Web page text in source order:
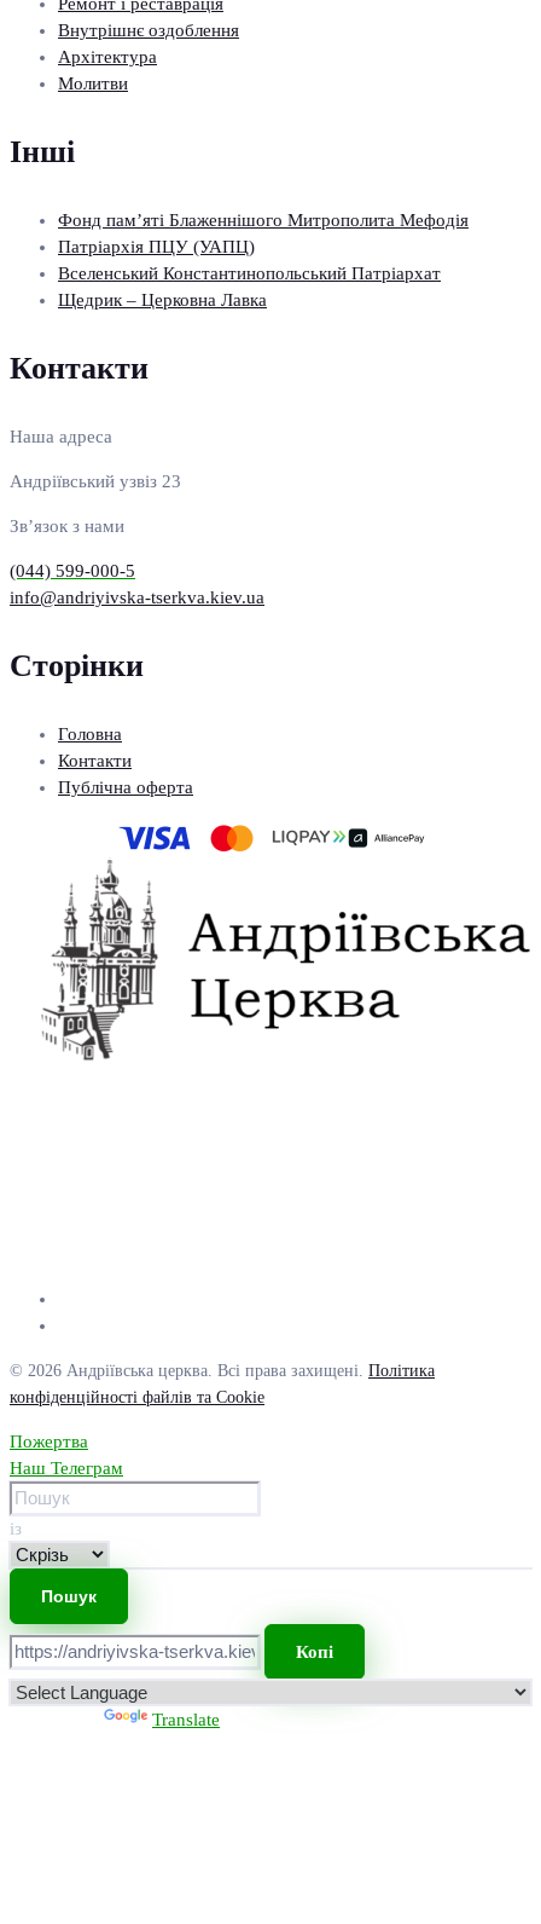
Ремонт і реставрація
Внутрішнє оздоблення
Архітектура
Молитви
Інші
Фонд пам’яті Блаженнішого Митрополита Мефодія
Патріархія ПЦУ (УАПЦ)
Вселенський Константинопольський Патріархат
Щедрик – Церковна Лавка
Контакти
Наша адреса
Андріївський узвіз 23
Зв’язок з нами
(044) 599-000-5
info@andriyivska-tserkva.kiev.ua
Сторінки
Головна
Контакти
Публічна оферта
© 2026 Андріївська церква. Всі права захищені. Політика
конфіденційності файлів та Cookie
Пожертва
Наш Телеграм
із
Копі
Translate